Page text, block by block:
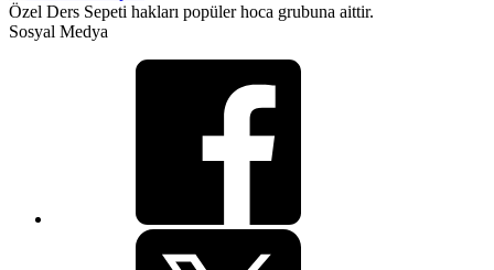
Özel Ders Sepeti hakları popüler hoca grubuna aittir.
Sosyal Medya